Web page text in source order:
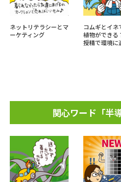
ネットリテラシーとマ
ーケティング
コムギとイネ
植物ができ
授精で環境に
関心ワード「半